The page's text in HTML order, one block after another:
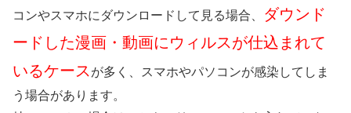
コンやスマホにダウンロードして見る場合、
ダウンド
ードした漫画・動画にウィルスが仕込まれて
いるケース が多く、スマホやパソコンが感染してしま
う場合があります。